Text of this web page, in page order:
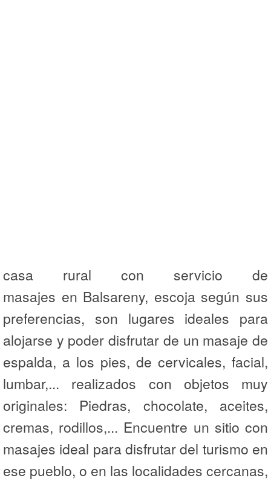
casa rural con servicio de
masajes en Balsareny, escoja según sus
preferencias, son lugares ideales para
alojarse y poder disfrutar de un masaje de
espalda, a los pies, de cervicales, facial,
lumbar,... realizados con objetos muy
originales: Piedras, chocolate, aceites,
cremas, rodillos,... Encuentre un sitio con
masajes ideal para disfrutar del turismo en
ese pueblo, o en las localidades cercanas,